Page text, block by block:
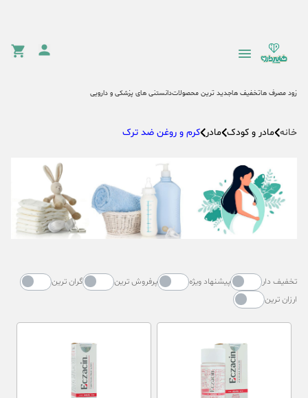
زود مصرف هاتخفیف هاجدید ترین محصولاتدانستنی های پزشکی و دارویی
خانه مادر و کودک مادر کرم و روغن ضد ترک
تخفیف دار پیشنهاد ویژه پرفروش ترین
گران ترین
ارزان ترین